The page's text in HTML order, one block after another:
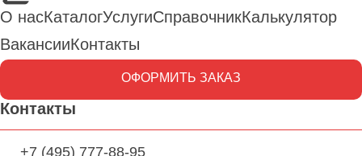
О насКаталогУслугиСправочникКалькулятор
ВакансииКонтакты
ОФОРМИТЬ ЗАКАЗ
Контакты
+7 (495) 777-88-95